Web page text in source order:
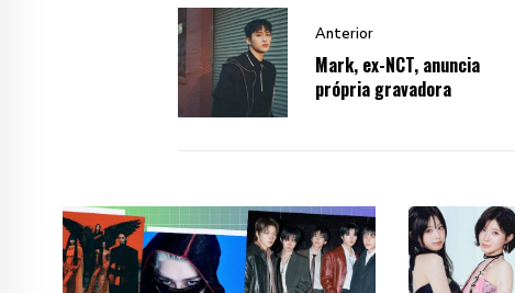
Anterior
Mark, ex-NCT, anuncia
própria gravadora